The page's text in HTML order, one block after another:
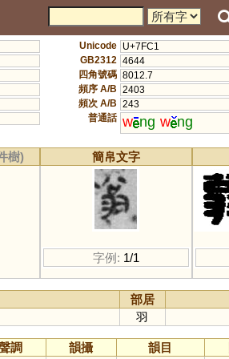
Unicode U+7FC1
GB2312 4644
四角號碼 8012.7
頻序 A/B 2403
頻次 A/B 243
普通話 w ng w ng
樹) 簡帛文字
字例: 1/1
部居
羽
調 韻攝 韻目